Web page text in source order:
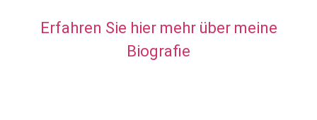
Erfahren Sie hier mehr über meine
Biografie